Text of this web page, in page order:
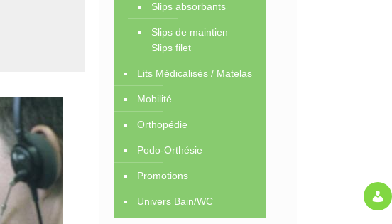
Slips absorbants
Slips de maintien
Slips filet
Lits Médicalisés / Matelas
Mobilité
Orthopédie
Podo-Orthésie
Promotions
Univers Bain/WC